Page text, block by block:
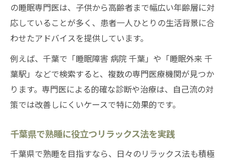
の睡眠専門医は、子供から高齢者まで幅広い年齢層に対
応していることが多く、患者一人ひとりの生活背景に合
わせたアドバイスを提供しています。
例えば、千葉で「睡眠障害 病院 千葉」や「睡眠外来 千
葉駅」などで検索すると、複数の専門医療機関が見つか
ります。専門医による的確な診断や治療は、自己流の対
策では改善しにくいケースで特に効果的です。
千葉県で熟睡に役立つリラックス法を実践
千葉県で熟睡を目指すなら、日々のリラックス法も積極